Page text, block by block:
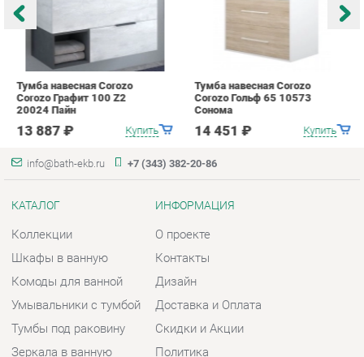
13 887 ₽ 14 451 ₽
info@bath-ekb.ru
КАТАЛОГ
Коллекции
Шкафы в ванную
Тумбы под раковину
Умывальники
Экраны
ИНФОРМАЦИЯ
О проекте
Контакты
Скидки и Акции
Гарантия
Помощь
ГОРОДА
Весь мир
КОНТАКТЫ
Шоурум и склад самовывоза